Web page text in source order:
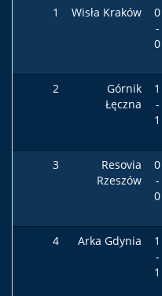
1 Wisła Kraków
0
-
0
2
Górnik
Łęczna
1
-
1
3
Resovia
Rzeszów
0
-
0
4 Arka Gdynia
1
-
1